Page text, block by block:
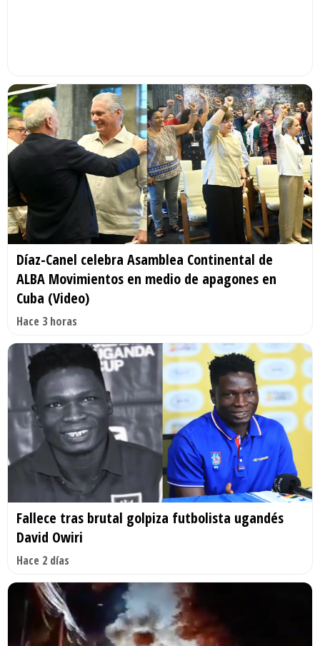
Díaz-Canel celebra Asamblea Continental de
ALBA Movimientos en medio de apagones en
Cuba (Video)
Hace 3 horas
Fallece tras brutal golpiza futbolista ugandés
David Owiri
Hace 2 días